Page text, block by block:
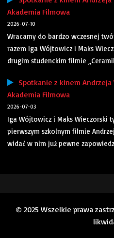
Akademia Filmowa
2026-07-10
Wracamy do bardzo wczesnej
razem Iga Wójtowicz i Maks
drugim studenckim filmie
Spotkanie z kinem Andrzeja
Akademia Filmowa
2026-07-03
Iga Wójtowicz i Maks Wieczorski
pierwszym szkolnym filmie
widać w nim już pewne
© 2025 Wszelkie prawa